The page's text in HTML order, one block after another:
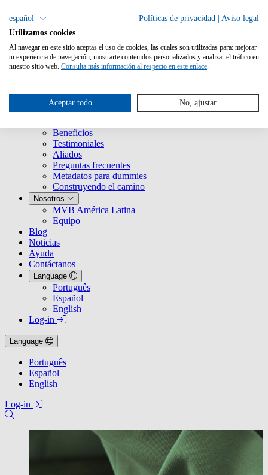
¿Qué es Metabooks?
Historia
Beneficios
Testimoniales
Aliados
Preguntas frecuentes
Metadatos para dummies
Construyendo el camino
Nosotros
MVB América Latina
Equipo
Blog
Noticias
Ayuda
Contáctanos
Language
Português
Español
English
Log-in
Language
Português
Español
English
Log-in
español Políticas de privacidad
Aviso legal
Utilizamos cookies
Al navegar en este sitio aceptas el uso de cookies, las cuales son utilizadas para: mejorar
tu experiencia de navegación, mostrarte contenidos personalizados y analizar el tráfico en
nuestro sitio web. Consulta más información al respecto en este enlace
Aceptar todo No, ajustar